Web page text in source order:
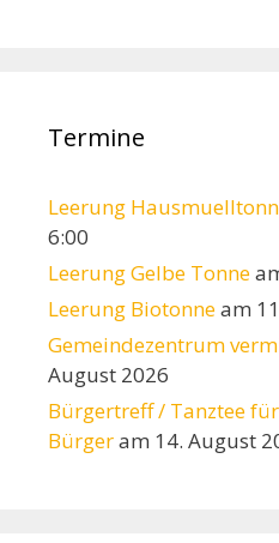
Termine
Leerung
6:00
Leerung Gelbe Tonne
Leerung Biotonneam
Gemeindezentrum
August 2026
Bürgertreff / Tanztee
Bürgeram 14. August